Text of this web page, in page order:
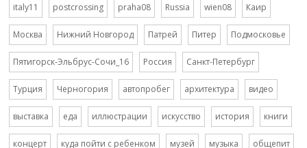
italy11 postcrossing praha08 Russia wien08 Каир
Москва Нижний Новгород Патрей Питер Подмосковье
Пятигорск-Эльбрус-Сочи_16 Россия Санкт-Петербург
Турция Черногория автопробег архитектура видео
выставка еда иллюстрации искусство история книги
концерт куда пойти с ребенком музей музыка общепит